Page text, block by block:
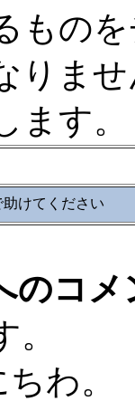
もの
りま
ます。
けてください
のコメ
わ。